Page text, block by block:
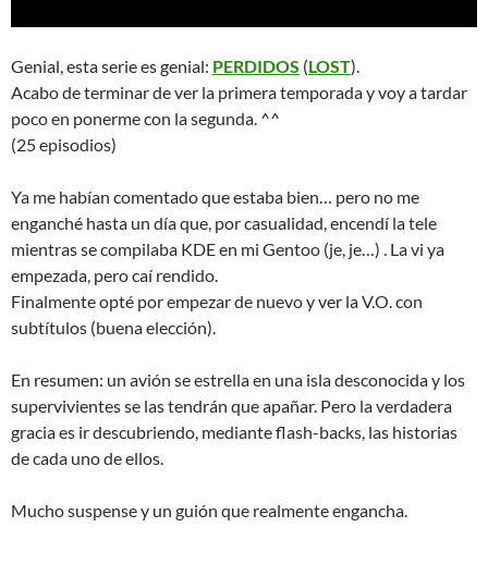
Genial, esta serie es genial: PERDIDOS (LOST).
Acabo de terminar de ver la primera temporada y voy a tardar
poco en ponerme con la segunda. ^^
(25 episodios)
Ya me habían comentado que estaba bien… pero no me
enganché hasta un día que, por casualidad, encendí la tele
mientras se compilaba KDE en mi Gentoo (je, je…) . La vi ya
empezada, pero caí rendido.
Finalmente opté por empezar de nuevo y ver la V.O. con
subtítulos (buena elección).
En resumen: un avión se estrella en una isla desconocida y los
supervivientes se las tendrán que apañar. Pero la verdadera
gracia es ir descubriendo, mediante flash-backs, las historias
de cada uno de ellos.
Mucho suspense y un guión que realmente engancha.